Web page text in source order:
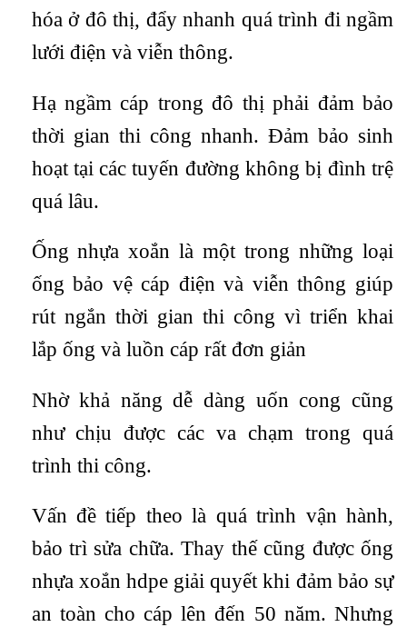
hóa ở đô thị, đẩy nhanh quá trình đi ngầm
lưới điện và viễn thông.
Hạ ngầm cáp trong đô thị phải đảm bảo
thời gian thi công nhanh. Đảm bảo sinh
hoạt tại các tuyến đường không bị đình trệ
quá lâu.
Ống nhựa xoắn là một trong những loại
ống bảo vệ cáp điện và viễn thông giúp
rút ngắn thời gian thi công vì triển khai
lắp ống và luồn cáp rất đơn giản
Nhờ khả năng dễ dàng uốn cong cũng
như chịu được các va chạm trong quá
trình thi công.
Vấn đề tiếp theo là quá trình vận hành,
bảo trì sửa chữa. Thay thế cũng được ống
nhựa xoắn hdpe giải quyết khi đảm bảo sự
an toàn cho cáp lên đến 50 năm. Nhưng